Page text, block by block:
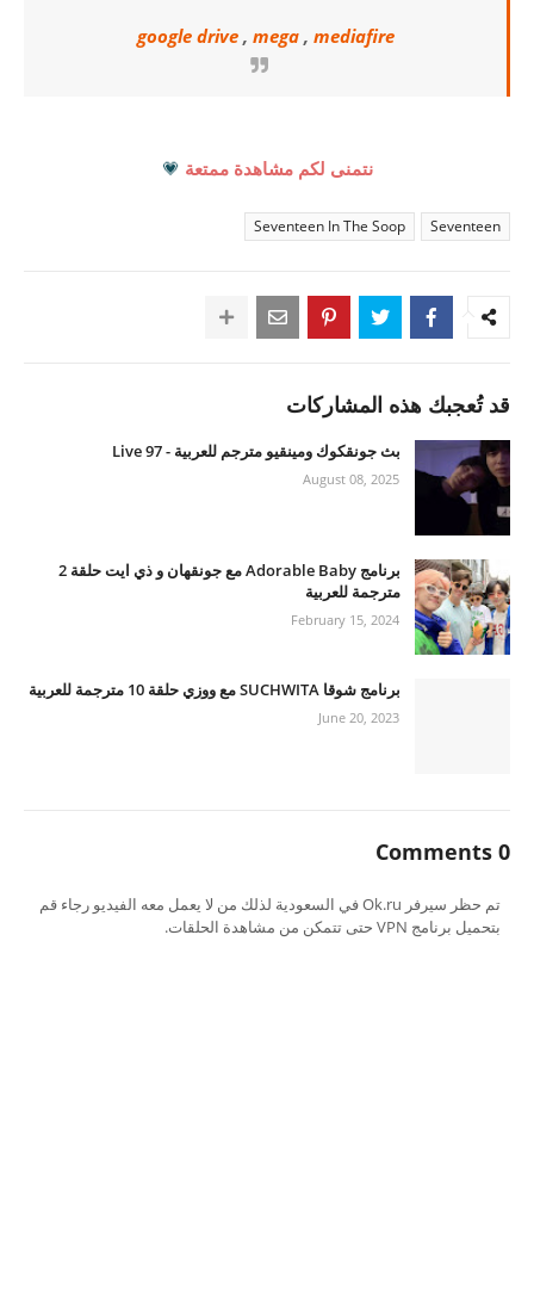
google drive, mega, mediafire
نتمنى لكم مشاهدة ممتعة 💗
Seventeen
Seventeen In The Soop
قد تُعجبك هذه المشاركات
بث جونقكوك ومينقيو مترجم للعربية - 97 Live
August 08, 2025
برنامج Adorable Baby مع جونقهان و ذي ايت حلقة 2
مترجمة للعربية
February 15, 2024
برنامج شوقا SUCHWITA مع ووزي حلقة 10 مترجمة للعربية
June 20, 2023
0 Comments
تم حظر سيرفر Ok.ru في السعودية لذلك من لا يعمل معه الفيديو رجاء قم
بتحميل برنامج VPN حتى تتمكن من مشاهدة الحلقات.